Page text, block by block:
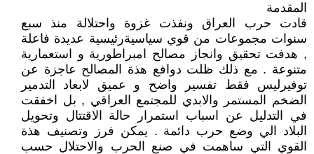
المقدمة
قادت حرب العراق ونفذت غزوة واحتلالة منذ سبع
سنوات مجموعات من قوي سياسيةرئيسية عديدة فاعلة
, هدفت تحقيق وانجاز مصالح امبراطورية و استعمارية
متنوعة . مع ذلك ظلت دوافع هذة المصالح عاجزة عن
توفيرليس فقط تفسير واضح و عميق لابعاد التدمير
الضخم المستمر والابدي للمجتمع العراقي , بل اخفقت
في التدليل عن اسباب استمرار حالة الاقتتال وتحويل
البلاد الي وضع حرب دائمة . يمكن فرز وتصنيف هذة
القوي التي ساهمت في صنع الحرب والاحتلال حسب